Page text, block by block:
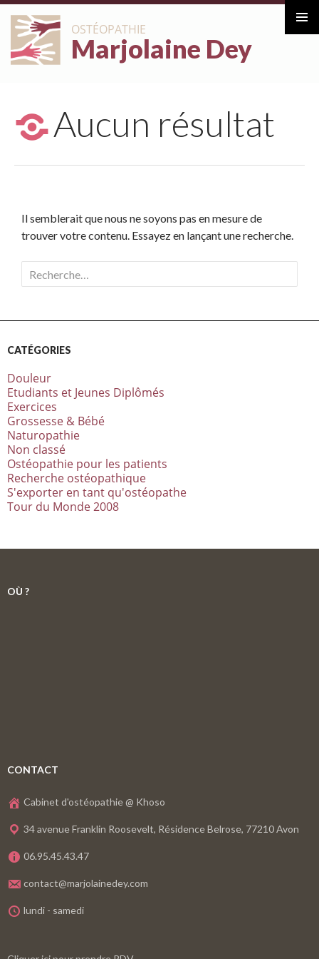
OSTÉOPATHIE
Marjolaine Dey
ALLER
AU
CONTENU
Aucun résultat
Il semblerait que nous ne soyons pas en mesure de
trouver votre contenu. Essayez en lançant une recherche.
Rechercher :
CATÉGORIES
Douleur
Etudiants et Jeunes Diplômés
Exercices
Grossesse & Bébé
Naturopathie
Non classé
Ostéopathie pour les patients
Recherche ostéopathique
S'exporter en tant qu'ostéopathe
Tour du Monde 2008
OÙ ?
CONTACT
Cabinet d'ostéopathie @ Khoso
34 avenue Franklin Roosevelt, Résidence Belrose, 77210 Avon
06.95.45.43.47
contact@marjolainedey.com
lundi - samedi